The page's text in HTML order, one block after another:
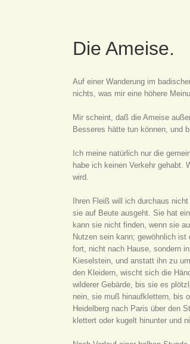
Die Ameise.
Auf einer Wanderung im
nichts, was mir eine höhere
Mir scheint, daß die Ameise
Besseres hätte tun können, und
Ich meine natürlich nur die
habe ich keinen Verkehr gehabt.
wird.
Ihren Fleiß will ich durchaus
sie auf Beute ausgeht. Sie hat
kann sie nicht finden, wenn sie
Nutzen sein kann; gewöhnlich
fort, nicht nach Hause, sondern
Kieselstein, und anstatt ihn zu
den Kleidern, wischt sich die
wilderer Gebärde, bis sie es
nein, sie muß hinaufklettern, bis
Heidelberg nach Paris über den
klettert oder kugelt hinunter und